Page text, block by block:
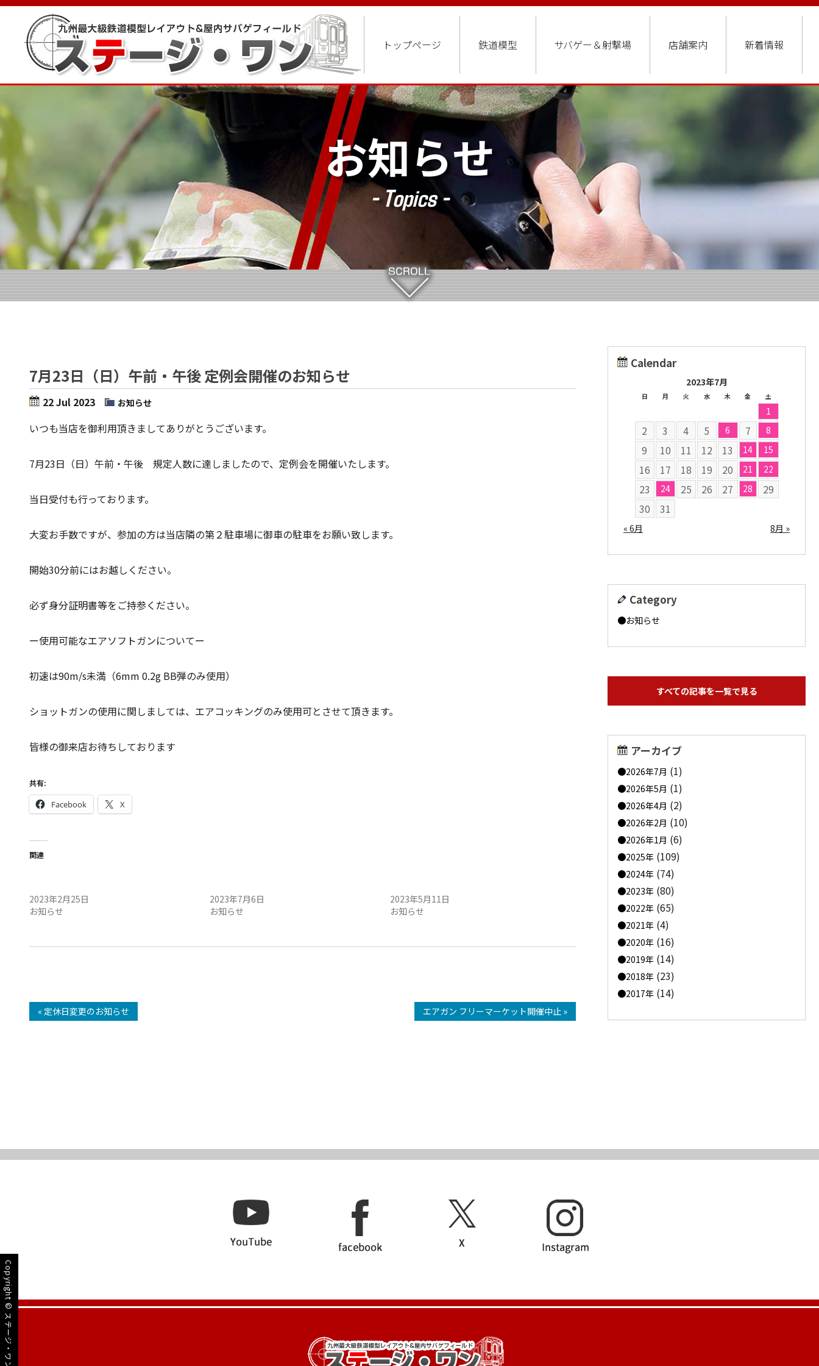
トップページ 鉄道模型 サバゲー＆射撃場 店舗案内 新着情報
お知らせ
- Topics -
7月23日（日）午前・午後 定例会開催のお知らせ
22 Jul 2023 お知らせ
いつも当店を御利用頂きましてありがとうございます。
7月23日（日）午前・午後 規定人数に達しましたので、定例会を開催いたします。
当日受付も行っております。
大変お手数ですが、参加の方は当店隣の第２駐車場に御車の駐車をお願い致します。
開始30分前にはお越しください。
必ず身分証明書等をご持参ください。
ー使用可能なエアソフトガンについてー
初速は90m/s未満（6mm 0.2g BB弾のみ使用）
ショットガンの使用に関しましては、エアコッキングのみ使用可とさせて頂きます。
皆様の御来店お待ちしております
共有:
Facebook X
関連
2023年2月25日
お知らせ
2023年7月6日
お知らせ
2023年5月11日
お知らせ
« 定休日変更のお知らせ エアガン フリーマーケット開催中止 »
Calendar
2023年7月
日 月 火 水 木 金 土
1
2 3 4 5 6 7 8
9 10 11 12 13 14 15
16 17 18 19 20 21 22
23 24 25 26 27 28
29
30
31
« 6月 8月 »
Category
お知らせ
すべての記事を一覧で見る
アーカイブ
2026年7月 (1)
2026年5月 (1)
2026年4月 (2)
2026年2月 (10)
2026年1月 (6)
2025年 (109)
2024年 (74)
2023年 (80)
2022年 (65)
2021年 (4)
2020年 (16)
2019年 (14)
2018年 (23)
2017年 (14)
Copyright ©
ステージ・ワン